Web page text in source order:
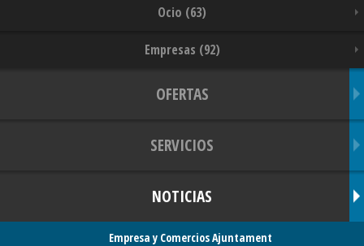
Ocio (63)
Empresas (92)
OFERTAS
SERVICIOS
NOTICIAS
Empresa y Comercios Ajuntament